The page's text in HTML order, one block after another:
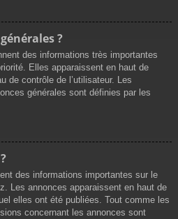
?
des informations très importantes
Elles apparaissent en haut de
de contrôle de l’utilisateur. Les
générales sont définies par les
des informations importantes sur le
Les annonces apparaissent en haut de
elles ont été publiées. Tout comme les
concernant les annonces sont